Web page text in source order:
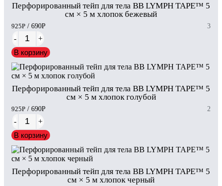
Перфорированный тейп для тела BB LYMPH TAPE™ 5
см × 5 м хлопок бежевый
925Р / 690Р 3
-
+
В корзину
Перфорированный тейп для тела BB LYMPH TAPE™ 5
см × 5 м хлопок голубой
925Р / 690Р 2
-
+
В корзину
Перфорированный тейп для тела BB LYMPH TAPE™ 5
см × 5 м хлопок черный